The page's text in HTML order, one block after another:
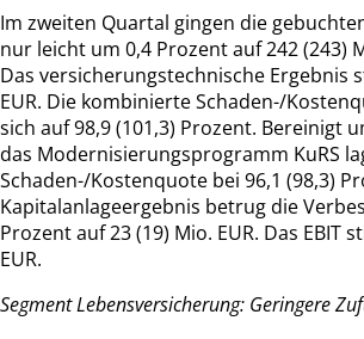
Im zweiten Quartal gingen die
nur leicht um 0,4 Prozent auf 242 (243)
Das versicherungstechnische Ergebnis
EUR. Die kombinierte Schaden-/
sich auf 98,9 (101,3) Prozent. Bereinigt
das Modernisierungsprogramm KuRS
Schaden-/Kostenquote bei 96,1 (98,3)
Kapitalanlageergebnis betrug die
Prozent auf 23 (19) Mio. EUR. Das EBIT
EUR.
Segment Lebensversicherung: Geringere